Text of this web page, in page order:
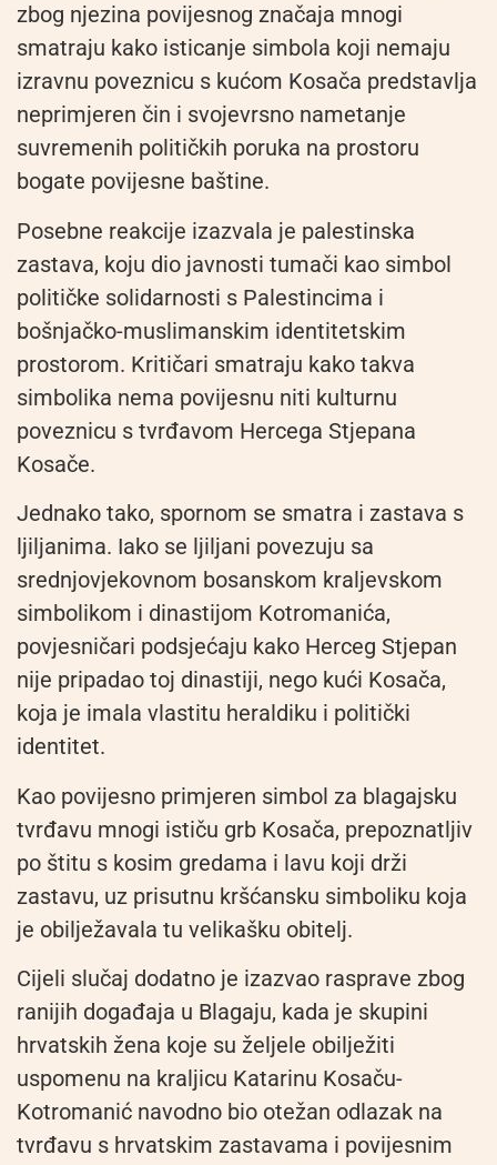
zbog njezina povijesnog značaja mnogi
smatraju kako isticanje simbola koji nemaju
izravnu poveznicu s kućom Kosača predstavlja
neprimjeren čin i svojevrsno nametanje
suvremenih političkih poruka na prostoru
bogate povijesne baštine.
Posebne reakcije izazvala je palestinska
zastava, koju dio javnosti tumači kao simbol
političke solidarnosti s Palestincima i
bošnjačko-muslimanskim identitetskim
prostorom. Kritičari smatraju kako takva
simbolika nema povijesnu niti kulturnu
poveznicu s tvrđavom Hercega Stjepana
Kosače.
Jednako tako, spornom se smatra i zastava s
ljiljanima. Iako se ljiljani povezuju sa
srednjovjekovnom bosanskom kraljevskom
simbolikom i dinastijom Kotromanića,
povjesničari podsjećaju kako Herceg Stjepan
nije pripadao toj dinastiji, nego kući Kosača,
koja je imala vlastitu heraldiku i politički
identitet.
Kao povijesno primjeren simbol za blagajsku
tvrđavu mnogi ističu grb Kosača, prepoznatljiv
po štitu s kosim gredama i lavu koji drži
zastavu, uz prisutnu kršćansku simboliku koja
je obilježavala tu velikašku obitelj.
Cijeli slučaj dodatno je izazvao rasprave zbog
ranijih događaja u Blagaju, kada je skupini
hrvatskih žena koje su željele obilježiti
uspomenu na kraljicu Katarinu Kosaču-
Kotromanić navodno bio otežan odlazak na
tvrđavu s hrvatskim zastavama i povijesnim